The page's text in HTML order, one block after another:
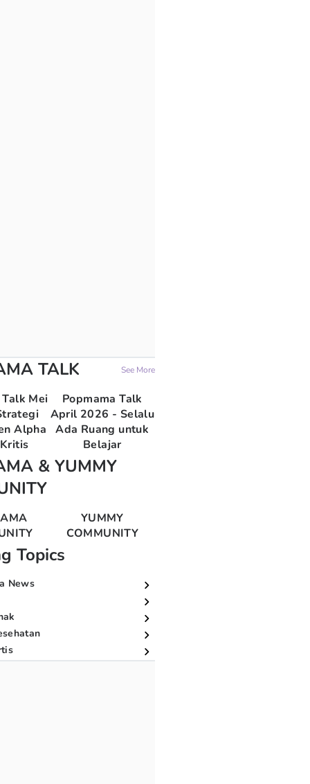
TALK See More
Mei
Alpha
Popmama Talk
April 2026 - Selalu
Ada Ruang untuk
Belajar
& YUMMY
YUMMY
COMMUNITY
Topics
News